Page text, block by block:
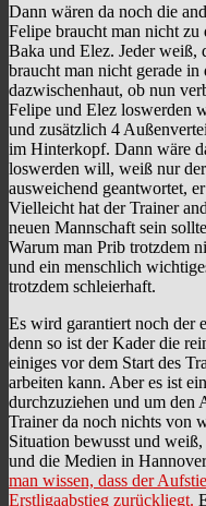
Dann wären da noch die
Felipe braucht man nicht zu
Baka und Elez. Jeder weiß,
braucht man nicht gerade
dazwischenhaut, ob nun
Felipe und Elez loswerden
und zusätzlich 4
im Hinterkopf. Dann wäre
loswerden will, weiß nur
ausweichend geantwortet,
Vielleicht hat der Trainer
neuen Mannschaft sein
Warum man Prib trotzdem
und ein menschlich
trotzdem schleierhaft.
Es wird garantiert noch der
denn so ist der Kader die
einiges vor dem Start des
arbeiten kann. Aber es ist
durchzuziehen und um den
Trainer da noch nichts von
Situation bewusst und
und die Medien in
man wissen, dass der
Erstligaabstieg zurückliegt.